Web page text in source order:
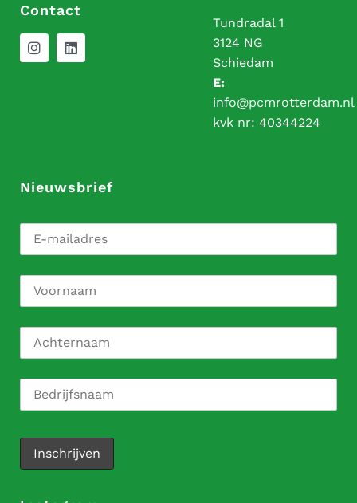
Contact
Tundradal 1
3124 NG
Schiedam
E:
info@pcmrotterdam.nl
kvk nr: 40344224
Nieuwsbrief